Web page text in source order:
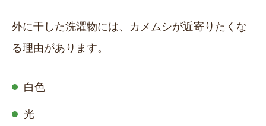
外に干した洗濯物には、カメムシが近寄りたくな
る理由があります。
白色
光